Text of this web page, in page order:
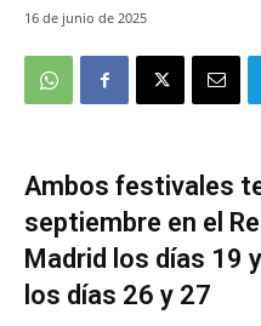
16 de junio de 2025
Ambos festivales
septiembre en el
Madrid los días 19
los días 26 y 27